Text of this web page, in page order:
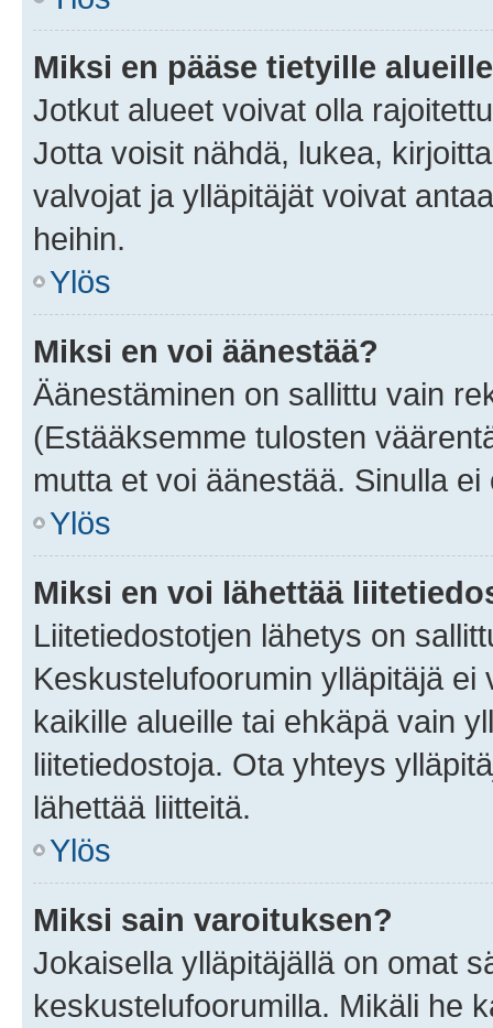
Miksi en pääse tietyille
Jotkut alueet voivat olla
Jotta voisit nähdä, lukea,
valvojat ja ylläpitäjät voivat
heihin.
Ylös
Miksi en voi äänestää?
Äänestäminen on sallittu vain
(Estääksemme tulosten
mutta et voi äänestää. Sinulla
Ylös
Miksi en voi lähettää
Liitetiedostotjen lähetys on
Keskustelufoorumin ylläpitäjä
kaikille alueille tai ehkäpä vain
liitetiedostoja. Ota yhteys
lähettää liitteitä.
Ylös
Miksi sain varoituksen?
Jokaisella ylläpitäjällä on omat
keskustelufoorumilla. Mikäli he